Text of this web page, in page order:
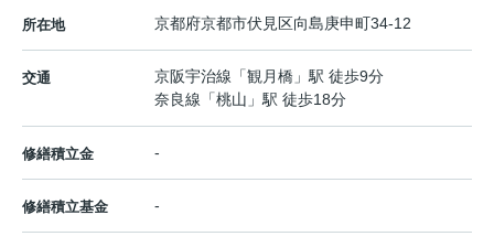
所在地 京都府京都市伏見区向島庚申町34-12
交通 京阪宇治線 「観月橋 」駅 徒歩9分
奈良線 「桃山 」駅 徒歩18分
修繕積立金 -
修繕積立基金 -